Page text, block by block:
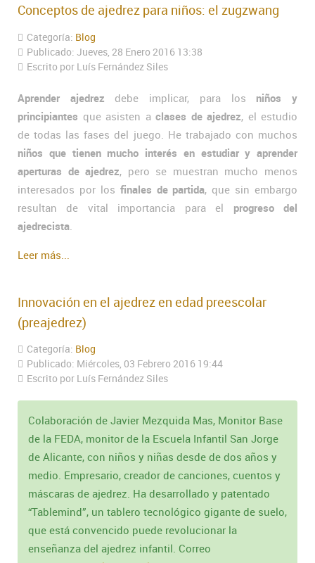
Conceptos de ajedrez para niños: el zugzwang
Categoría: Blog
Publicado: Jueves, 28 Enero 2016 13:38
Escrito por Luís Fernández Siles
Aprender ajedrez debe implicar, para los niños y
principiantes que asisten a clases de ajedrez, el estudio
de todas las fases del juego. He trabajado con muchos
niños que tienen mucho interés en estudiar y aprender
aperturas de ajedrez, pero se muestran mucho menos
interesados por los finales de partida, que sin embargo
resultan de vital importancia para el progreso del
ajedrecista
Leer más...
Innovación en el ajedrez en edad preescolar
(preajedrez)
Categoría: Blog
Publicado: Miércoles, 03 Febrero 2016 19:44
Escrito por Luís Fernández Siles
Colaboración de Javier Mezquida Mas, Monitor Base
de la FEDA, monitor de la Escuela Infantil San Jorge
de Alicante, con niños y niñas desde de dos años y
medio. Empresario, creador de canciones, cuentos y
máscaras de ajedrez. Ha desarrollado y patentado
“Tablemind”, un tablero tecnológico gigante de suelo,
que está convencido puede revolucionar la
enseñanza del ajedrez infantil. Correo